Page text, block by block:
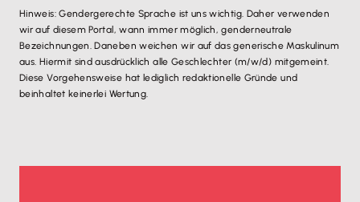
Hinweis: Gendergerechte Sprache ist uns wichtig. Daher verwenden
wir auf diesem Portal, wann immer möglich, genderneutrale
Bezeichnungen. Daneben weichen wir auf das generische Maskulinum
aus. Hiermit sind ausdrücklich alle Geschlechter (m/w/d) mitgemeint.
Diese Vorgehensweise hat lediglich redaktionelle Gründe und
beinhaltet keinerlei Wertung.